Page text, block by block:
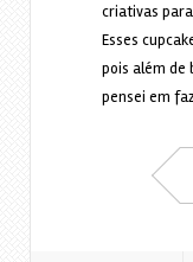
criativas
Esses
pois além de
pensei em